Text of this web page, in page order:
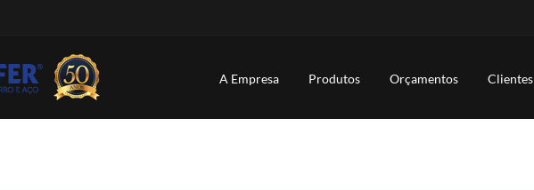
A Empresa Produtos Orçamentos Clientes